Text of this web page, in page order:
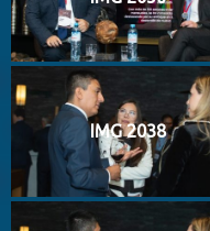
IMG 2038